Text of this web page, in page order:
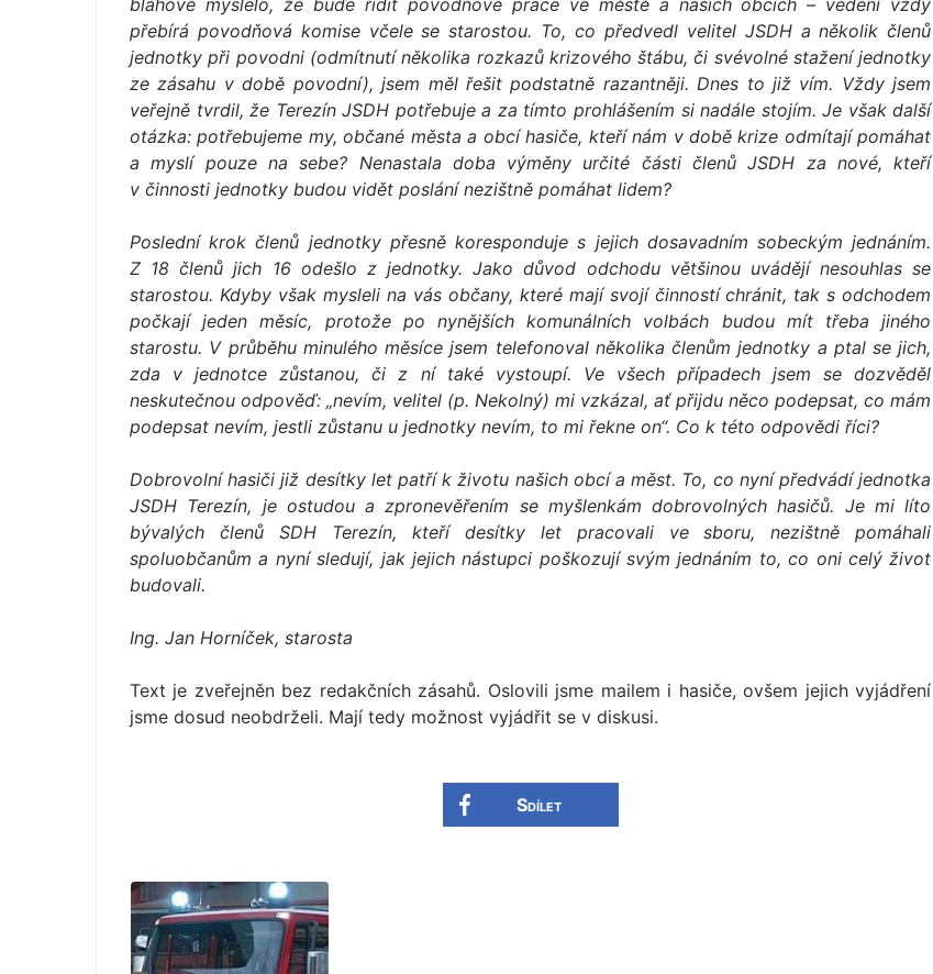
bláhově myslelo, že bude řídit povodňové práce ve městě a našich obcích – vedení vždy
přebírá povodňová komise včele se starostou. To, co předvedl velitel JSDH a několik členů
jednotky při povodni (odmítnutí několika rozkazů krizového štábu, či svévolné stažení jednotky
ze zásahu v době povodní), jsem měl řešit podstatně razantněji. Dnes to již vím. Vždy jsem
veřejně tvrdil, že Terezín JSDH potřebuje a za tímto prohlášením si nadále stojím. Je však další
otázka: potřebujeme my, občané města a obcí hasiče, kteří nám v době krize odmítají pomáhat
a myslí pouze na sebe? Nenastala doba výměny určité části členů JSDH za nové, kteří
v činnosti jednotky budou vidět poslání nezištně pomáhat lidem?
Poslední krok členů jednotky přesně koresponduje s jejich dosavadním sobeckým jednáním.
Z 18 členů jich 16 odešlo z jednotky. Jako důvod odchodu většinou uvádějí nesouhlas se
starostou. Kdyby však mysleli na vás občany, které mají svojí činností chránit, tak s odchodem
počkají jeden měsíc, protože po nynějších komunálních volbách budou mít třeba jiného
starostu. V průběhu minulého měsíce jsem telefonoval několika členům jednotky a ptal se jich,
zda v jednotce zůstanou, či z ní také vystoupí. Ve všech případech jsem se dozvěděl
neskutečnou odpověď: „nevím, velitel (p. Nekolný) mi vzkázal, ať přijdu něco podepsat, co mám
podepsat nevím, jestli zůstanu u jednotky nevím, to mi řekne on“. Co k této odpovědi říci?
Dobrovolní hasiči již desítky let patří k životu našich obcí a měst. To, co nyní předvádí jednotka
JSDH Terezín, je ostudou a zpronevěřením se myšlenkám dobrovolných hasičů. Je mi líto
bývalých členů SDH Terezín, kteří desítky let pracovali ve sboru, nezištně pomáhali
spoluobčanům a nyní sledují, jak jejich nástupci poškozují svým jednáním to, co oni celý život
budovali.
Ing. Jan Horníček, starosta
Text je zveřejněn bez redakčních zásahů. Oslovili jsme mailem i hasiče, ovšem jejich vyjádření
jsme dosud neobdrželi. Mají tedy možnost vyjádřit se v diskusi.
Sdílet